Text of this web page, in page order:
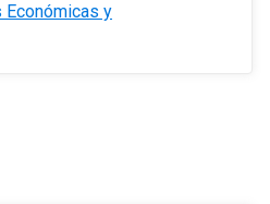
Económicas y